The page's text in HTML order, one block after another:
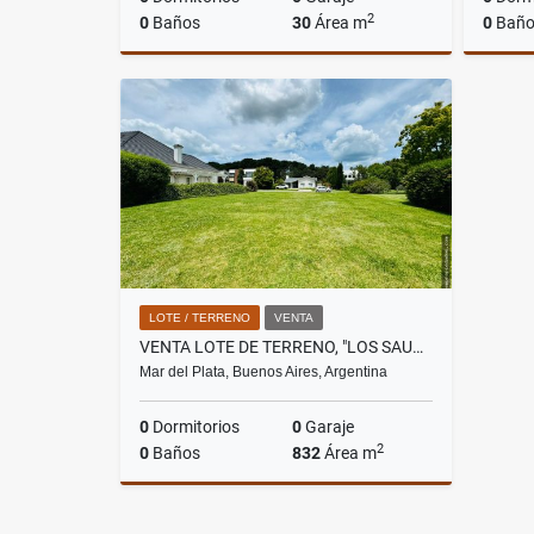
0 Baños 30Área m2
Alquiler
$750.000
0
LOTE / TERRENO VENTA
VENTA LOTE DE TERRENO, "LOS SAUCES" DE RUMENCO
Mar del Plata, Buenos Aires, Argentina
0 Dormitorios 0Garaje
0 Baños 832Área m2